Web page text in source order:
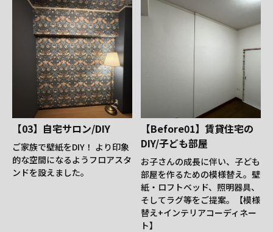
【03】自宅サロン/DIY
ご家族で壁紙をDIY！ より印象
的な空間になるようフロアスタ
ンドを設えました。
【Before01】賃貸住宅の
DIY/子ども部屋
お子さんの成長に伴い、子ども
部屋を作るための模様替え。壁
紙・ロフトベッド、照明器具、
そしてラグ等をご提案。【模様
替え+インテリアコーディネー
ト】